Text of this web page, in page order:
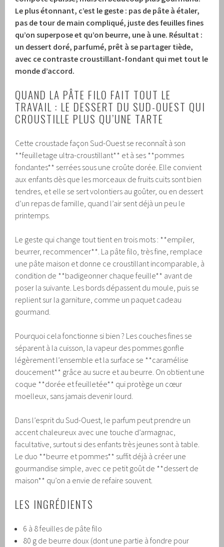
Le plus étonnant, c’est le geste : pas de pâte à étaler,
pas de tour de main compliqué, juste des feuilles fines
qu’on superpose et qu’on beurre, une à une. Résultat :
un dessert doré, parfumé, prêt à se partager tiède,
avec ce contraste croustillant-fondant qui met tout le
monde d’accord.
QUAND LA PÂTE FILO FAIT TOUT LE
TRAVAIL : LE DESSERT DU SUD-OUEST QUI
CROUSTILLE PLUS QU’UNE TARTE
Cette croustade façon Sud-Ouest se reconnaît à son
**feuilletage ultra-croustillant** et à ses **pommes
fondantes** serrées sous une croûte dorée. Elle convient
aux enfants dès que les morceaux de fruits cuits sont bien
tendres, et elle se sert volontiers au goûter, ou en dessert
d’un repas de famille, quand l’air sent déjà un peu le
printemps.
Le geste qui change tout tient en trois mots : **empiler,
beurrer, recommencer**. La pâte filo, très fine, remplace
une pâte maison et donne ce croustillant incomparable, à
condition de **badigeonner chaque feuille** avant de
poser la suivante. Les bords dépassent du moule, puis se
replient sur la garniture, comme un paquet cadeau
gourmand.
Pourquoi cela fonctionne si bien ? Les couches fines se
séparent à la cuisson, la vapeur des pommes gonfle
légèrement l’ensemble et la surface se **caramélise
doucement** grâce au sucre et au beurre. On obtient une
coque **dorée et feuilletée** qui protège un cœur
moelleux, sans jamais devenir lourd.
Dans l’esprit du Sud-Ouest, le parfum peut prendre un
accent chaleureux avec une touche d’armagnac,
facultative, surtout si des enfants très jeunes sont à table.
Le duo **beurre et pommes** suffit déjà à créer une
gourmandise simple, avec ce petit goût de **dessert de
maison** qu’on a envie de refaire souvent.
LES INGRÉDIENTS
6 à 8 feuilles de pâte filo
80 g de beurre doux (dont une partie à fondre pour